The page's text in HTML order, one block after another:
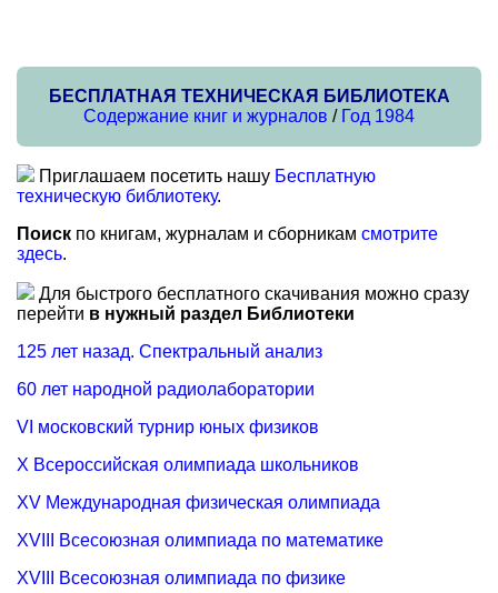
БЕСПЛАТНАЯ ТЕХНИЧЕСКАЯ БИБЛИОТЕКА
Содержание книг и журналов / Год 1984
Приглашаем посетить нашу Бесплатную
техническую библиотеку.
Поиск по книгам, журналам и сборникам смотрите
здесь.
Для быстрого бесплатного скачивания можно сразу
перейти в нужный раздел Библиотеки
125 лет назад. Спектральный анализ
60 лет народной радиолаборатории
VI московский турнир юных физиков
X Всероссийская олимпиада школьников
XV Международная физическая олимпиада
XVIII Всесоюзная олимпиада по математике
XVIII Всесоюзная олимпиада по физике